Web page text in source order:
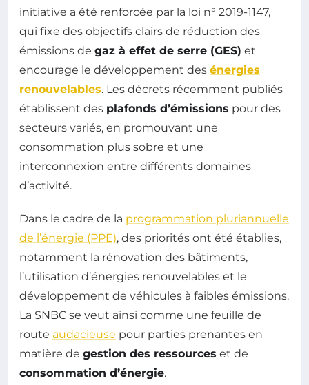
initiative a été renforcée par la loi n° 2019-1147,
qui fixe des objectifs clairs de réduction des
émissions de gaz à effet de serre (GES) et
encourage le développement des énergies
renouvelables. Les décrets récemment publiés
établissent des plafonds d’émissions pour des
secteurs variés, en promouvant une
consommation plus sobre et une
interconnexion entre différents domaines
d’activité.
Dans le cadre de la programmation pluriannuelle
de l’énergie (PPE), des priorités ont été établies,
notamment la rénovation des bâtiments,
l’utilisation d’énergies renouvelables et le
développement de véhicules à faibles émissions.
La SNBC se veut ainsi comme une feuille de
route audacieuse pour parties prenantes en
matière de gestion des ressources et de
consommation d’énergie.